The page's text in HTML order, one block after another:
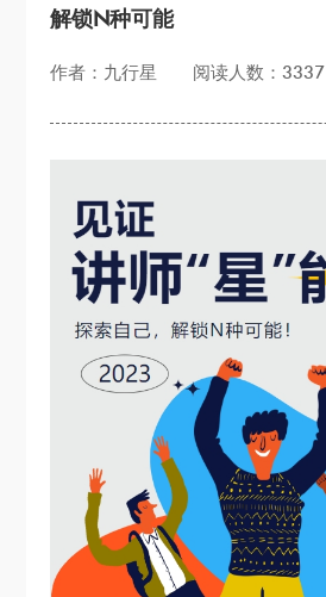
解锁N种可能
作者：九行星 阅读人数：3337